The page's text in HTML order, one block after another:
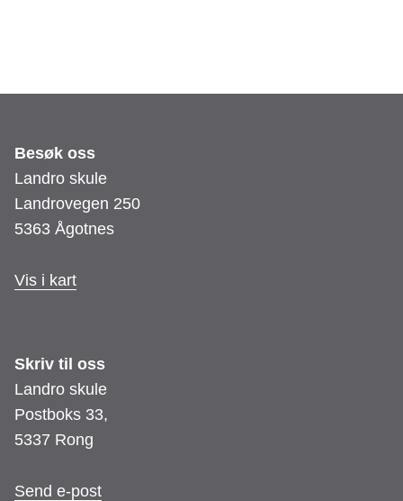
Besøk oss
Landro skule
Landrovegen 250
5363 Ågotnes
Vis i kart
Skriv til oss
Landro skule
Postboks 33,
5337 Rong
Send e-post